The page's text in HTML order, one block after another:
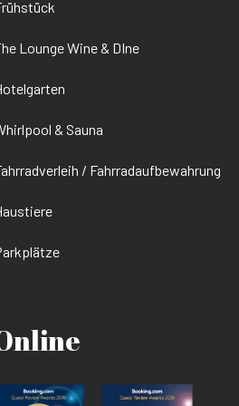
Lounge Wine & DIne
& Sauna
/ Fahrradaufbewahrung